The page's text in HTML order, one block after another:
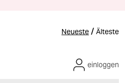
Neueste / Älteste
einloggen